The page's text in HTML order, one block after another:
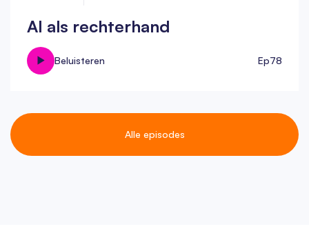
AI als rechterhand
Beluisteren Ep78
Alle episodes